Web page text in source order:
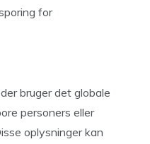
for
bruger det globale
personers eller
oplysninger kan